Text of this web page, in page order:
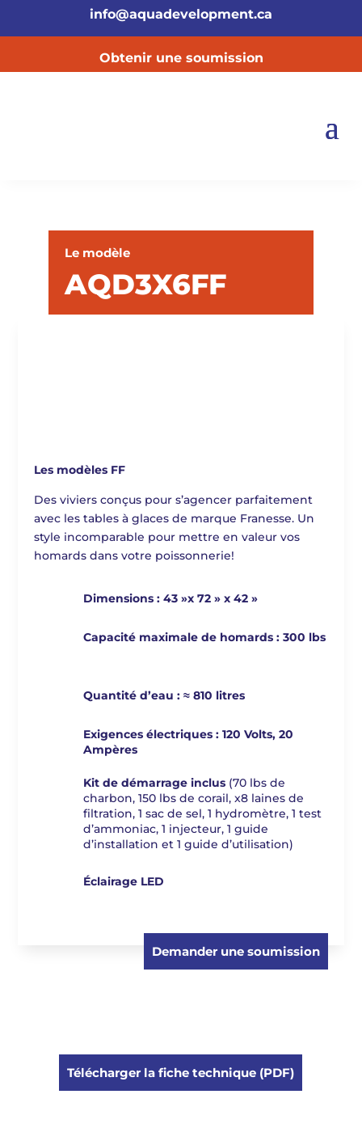
info@aquadevelopment.ca
Obtenir une soumission
Le modèle
AQD3X6FF
Les modèles FF
Des viviers conçus pour s’agencer parfaitement
avec les tables à glaces de marque Franesse. Un
style incomparable pour mettre en valeur vos
homards dans votre poissonnerie!
Dimensions : 43 »x 72 » x 42 »
Capacité maximale de homards : 300 lbs
Quantité d’eau : ≈ 810 litres
Exigences électriques : 120 Volts, 20
Ampères
Kit de démarrage inclus(70 lbs de
charbon, 150 lbs de corail, x8 laines de
filtration, 1 sac de sel, 1 hydromètre, 1 test
d’ammoniac, 1 injecteur, 1 guide
d’installation et 1 guide d’utilisation)
Éclairage LED
Demander une soumission
Télécharger la fiche technique (PDF)